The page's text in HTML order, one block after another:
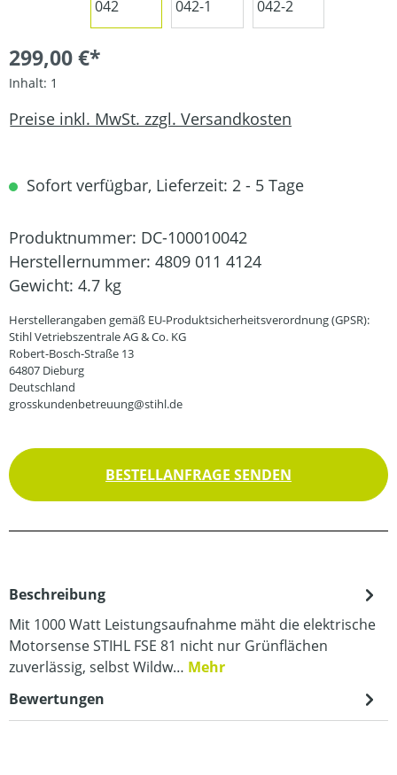
299,00 €*
Inhalt: 1
Preise inkl. MwSt. zzgl. Versandkosten
Sofort verfügbar, Lieferzeit: 2 - 5 Tage
Produktnummer: DC-100010042
Herstellernummer: 4809 011 4124
Gewicht: 4.7 kg
Herstellerangaben gemäß EU-Produktsicherheitsverordnung (GPSR):
Stihl Vetriebszentrale AG & Co. KG
Robert-Bosch-Straße 13
64807 Dieburg
Deutschland
grosskundenbetreuung@stihl.de
BESTELLANFRAGE SENDEN
Beschreibung
Mit 1000 Watt Leistungsaufnahme mäht die elektrische
Motorsense STIHL FSE 81 nicht nur Grünflächen
zuverlässig, selbst Wildw… Mehr
Bewertungen